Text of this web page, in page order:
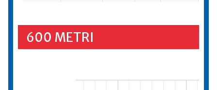
600 METRI